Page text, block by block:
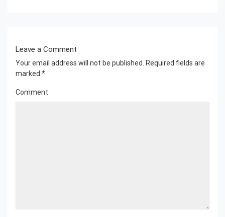
Leave a Comment
Your email address will not be published.
Required fields are
marked *
Comment